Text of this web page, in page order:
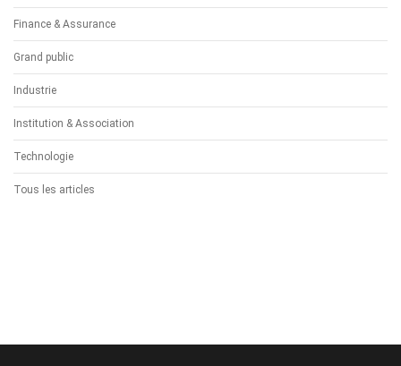
Finance & Assurance
Grand public
Industrie
Institution & Association
Technologie
Tous les articles